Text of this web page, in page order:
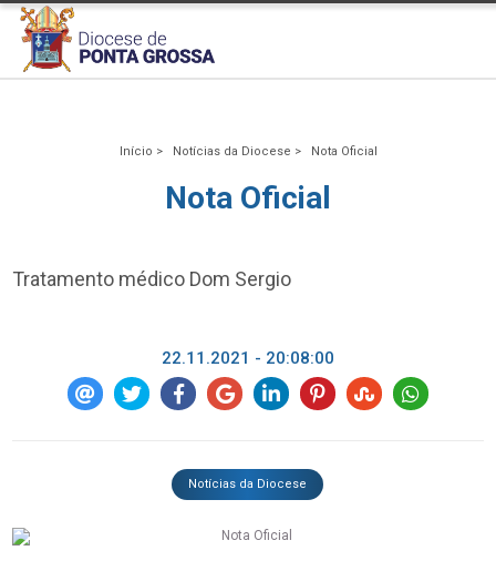
Início > Notícias da Diocese > Nota Oficial
Nota Oficial
Tratamento médico Dom Sergio
22.11.2021 - 20:08:00
Notícias da Diocese